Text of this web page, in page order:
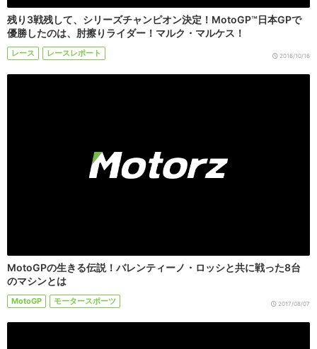
残り3戦残して、シリーズチャンピオン決定！MotoGP™日本GPで
優勝したのは、肘擦りライダー！マルク・マルケス！
レース レースレポート 2016/10/16
MotoGPの生きる伝説！バレンティーノ・ロッシと共に戦った8台
のマシンとは
MotoGP モータースポーツ 2017/08/07